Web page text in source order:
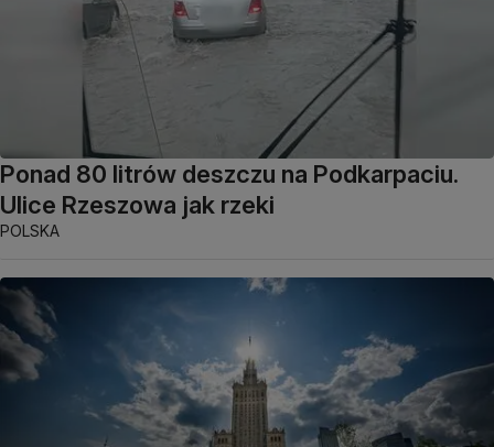
Ponad 80 litrów deszczu na Podkarpaciu.
Ulice Rzeszowa jak rzeki
POLSKA